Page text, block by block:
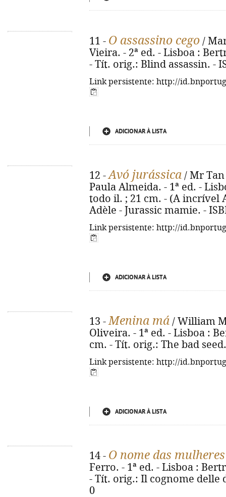
11 - O assassino cego /
Vieira. - 2ª ed. - Lisboa :
- Tít. orig.: Blind assassin. -
Link persistente: http://
ADICIONAR À LISTA
12 -Avó jurássica / Mr
Paula Almeida. - 1ª ed. -
todo il. ; 21 cm. - (A incrível
Adèle - Jurassic mamie. -
Link persistente: http://
ADICIONAR À LISTA
13 -Menina má / William
Oliveira. - 1ª ed. - Lisboa :
cm. - Tít. orig.: The bad
Link persistente: http://
ADICIONAR À LISTA
14 - O nome das mulheres
Ferro. - 1ª ed. - Lisboa :
- Tít. orig.: Il cognome delle
0